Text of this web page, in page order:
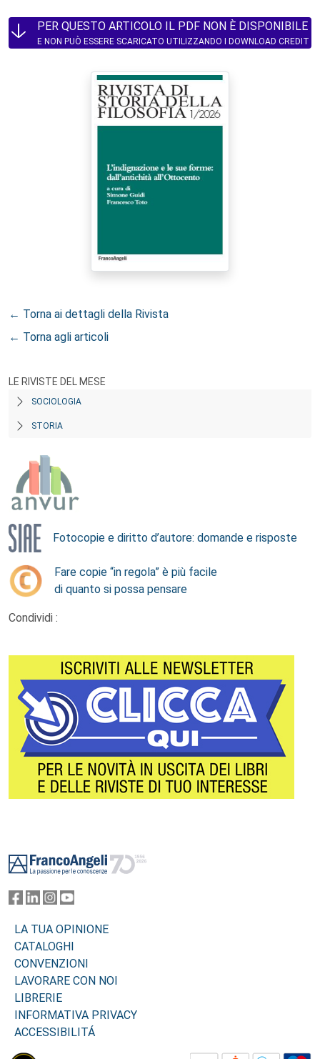
PER QUESTO ARTICOLO IL PDF NON È DISPONIBILE
E NON PUÒ ESSERE SCARICATO UTILIZZANDO I DOWNLOAD CREDIT
← Torna ai dettagli della Rivista
← Torna agli articoli
LE RIVISTE DEL MESE
SOCIOLOGIA
STORIA
Fotocopie e diritto d’autore: domande e risposte
Fare copie “in regola” è più facile
di quanto si possa pensare
Condividi :
LA TUA OPINIONE
CATALOGHI
CONVENZIONI
LAVORARE CON NOI
LIBRERIE
INFORMATIVA PRIVACY
ACCESSIBILITÁ